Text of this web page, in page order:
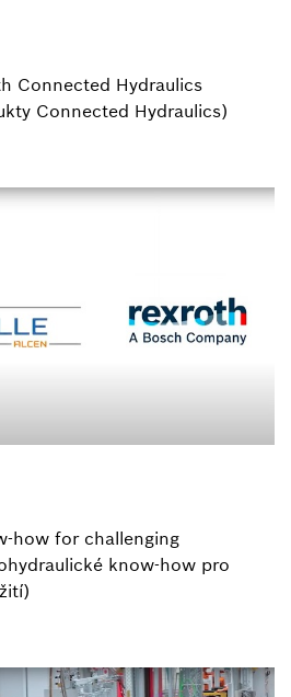
Connected Hydraulics
Connected Hydraulics)
how for challenging
know-how pro